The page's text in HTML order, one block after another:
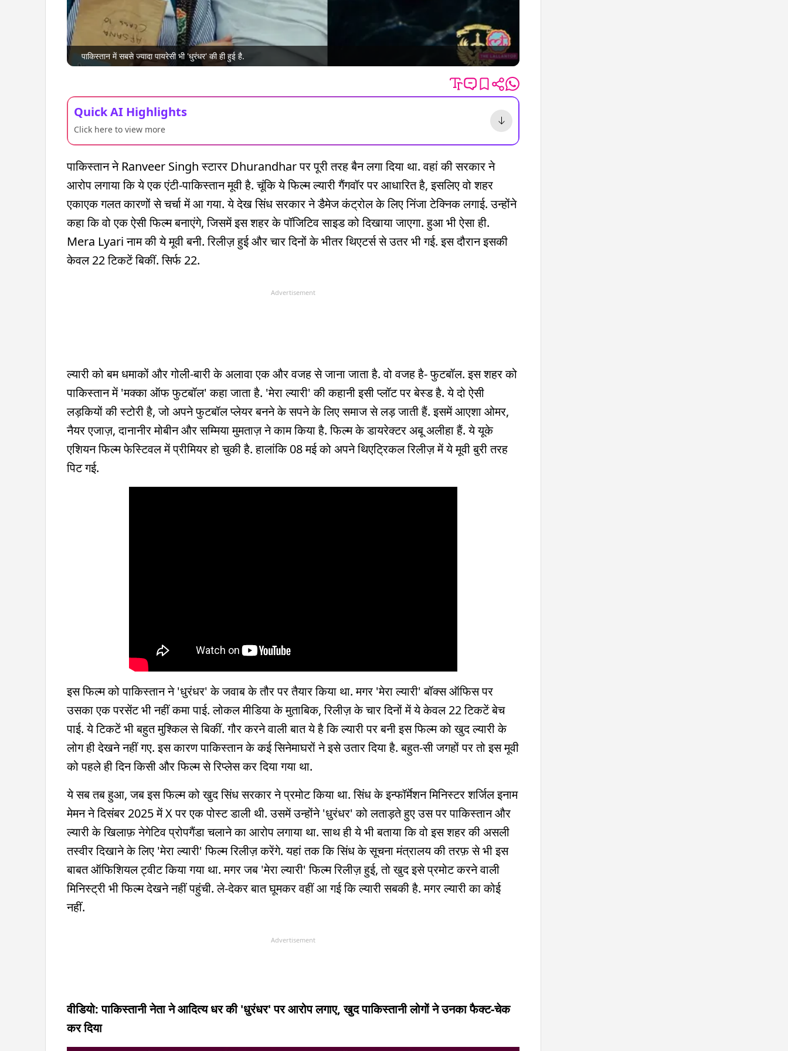
पाकिस्तान में सबसे ज्यादा पायरेसी भी 'धुरंधर' की ही हुई है.
Quick AI Highlights
Click here to view more
पाकिस्तान ने Ranveer Singh स्टारर Dhurandhar पर पूरी तरह बैन लगा दिया था. वहां की सरकार ने
आरोप लगाया कि ये एक एंटी-पाकिस्तान मूवी है. चूंकि ये फिल्म ल्यारी गैंगवॉर पर आधारित है, इसलिए वो शहर
एकाएक गलत कारणों से चर्चा में आ गया. ये देख सिंध सरकार ने डैमेज कंट्रोल के लिए निंजा टेक्निक लगाई. उन्होंने
कहा कि वो एक ऐसी फिल्म बनाएंगे, जिसमें इस शहर के पॉजिटिव साइड को दिखाया जाएगा. हुआ भी ऐसा ही.
Mera Lyari नाम की ये मूवी बनी. रिलीज़ हुई और चार दिनों के भीतर थिएटर्स से उतर भी गई. इस दौरान इसकी
केवल 22 टिकटें बिकीं. सिर्फ 22.
Advertisement
ल्यारी को बम धमाकों और गोली-बारी के अलावा एक और वजह से जाना जाता है. वो वजह है- फुटबॉल. इस शहर को
पाकिस्तान में 'मक्का ऑफ फुटबॉल' कहा जाता है. 'मेरा ल्यारी' की कहानी इसी प्लॉट पर बेस्ड है. ये दो ऐसी
लड़कियों की स्टोरी है, जो अपने फुटबॉल प्लेयर बनने के सपने के लिए समाज से लड़ जाती हैं. इसमें आएशा ओमर,
नैयर एजाज़, दानानीर मोबीन और सम्मिया मुमताज़ ने काम किया है. फिल्म के डायरेक्टर अबू अलीहा हैं. ये यूके
एशियन फिल्म फेस्टिवल में प्रीमियर हो चुकी है. हालांकि 08 मई को अपने थिएट्रिकल रिलीज़ में ये मूवी बुरी तरह
पिट गई.
इस फिल्म को पाकिस्तान ने 'धुरंधर' के जवाब के तौर पर तैयार किया था. मगर 'मेरा ल्यारी' बॉक्स ऑफिस पर
उसका एक परसेंट भी नहीं कमा पाई. लोकल मीडिया के मुताबिक, रिलीज़ के चार दिनों में ये केवल 22 टिकटें बेच
पाई. ये टिकटें भी बहुत मुश्किल से बिकीं. गौर करने वाली बात ये है कि ल्यारी पर बनी इस फिल्म को खुद ल्यारी के
लोग ही देखने नहीं गए. इस कारण पाकिस्तान के कई सिनेमाघरों ने इसे उतार दिया है. बहुत-सी जगहों पर तो इस मूवी
को पहले ही दिन किसी और फिल्म से रिप्लेस कर दिया गया था.
ये सब तब हुआ, जब इस फिल्म को खुद सिंध सरकार ने प्रमोट किया था. सिंध के इन्फॉर्मेशन मिनिस्टर शर्जिल इनाम
मेमन ने दिसंबर 2025 में X पर एक पोस्ट डाली थी. उसमें उन्होंने 'धुरंधर' को लताड़ते हुए उस पर पाकिस्तान और
ल्यारी के खिलाफ़ नेगेटिव प्रोपगैंडा चलाने का आरोप लगाया था. साथ ही ये भी बताया कि वो इस शहर की असली
तस्वीर दिखाने के लिए 'मेरा ल्यारी' फिल्म रिलीज़ करेंगे. यहां तक कि सिंध के सूचना मंत्रालय की तरफ़ से भी इस
बाबत ऑफिशियल ट्वीट किया गया था. मगर जब 'मेरा ल्यारी' फिल्म रिलीज़ हुई, तो खुद इसे प्रमोट करने वाली
मिनिस्ट्री भी फिल्म देखने नहीं पहुंची. ले-देकर बात घूमकर वहीं आ गई कि ल्यारी सबकी है. मगर ल्यारी का कोई
नहीं.
Advertisement
वीडियो: पाकिस्तानी नेता ने आदित्य धर की 'धुरंधर' पर आरोप लगाए, खुद पाकिस्तानी लोगों ने उनका फैक्ट-चेक
कर दिया